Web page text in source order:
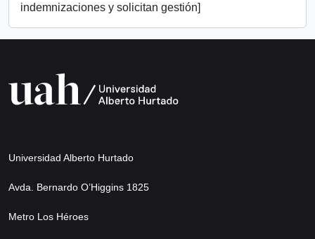
indemnizaciones y solicitan gestión]
Universidad Alberto Hurtado
Avda. Bernardo O’Higgins 1825
Metro Los Héroes